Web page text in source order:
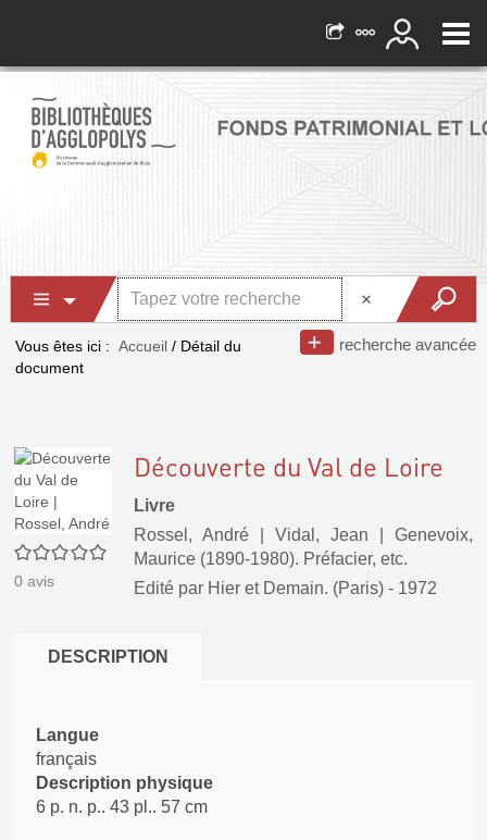
recherche avancée
Vous êtes ici : Accueil / Détail du
document
0/5
0 avis
Découverte du Val de Loire
Livre
Rossel, André
Vidal, Jean
Genevoix,
Maurice (1890-1980). Préfacier, etc.
Edité par Hier et Demain. (Paris) - 1972
DESCRIPTION
Langue
français
Description physique
6 p. n. p.. 43 pl.. 57 cm